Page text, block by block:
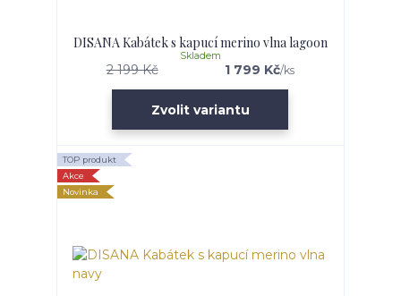
DISANA Kabátek s kapucí merino vlna lagoon
2 199 Kč 1 799 Kč/ks
Skladem
Zvolit variantu
TOP produkt
Akce
Novinka